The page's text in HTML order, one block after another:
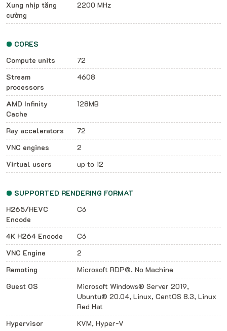
Xung nhịp tăng
cường
2200 MHz
CORES
Compute units
72
Stream
processors
4608
AMD Infinity
Cache
128MB
Ray accelerators
72
VNC engines
2
Virtual users
up to 12
SUPPORTED RENDERING FORMAT
H265/HEVC
Encode
Có
4K H264 Encode
Có
VNC Engine
2
Remoting
Microsoft RDP®, No Machine
Guest OS
Microsoft Windows® Server 2019,
Ubuntu® 20.04, Linux, CentOS 8.3, Linux
Red Hat
Hypervisor
KVM, Hyper-V